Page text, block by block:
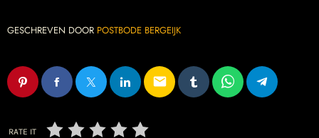
GESCHREVEN DOOR POSTBODE BERGEIJK
email
RATE IT